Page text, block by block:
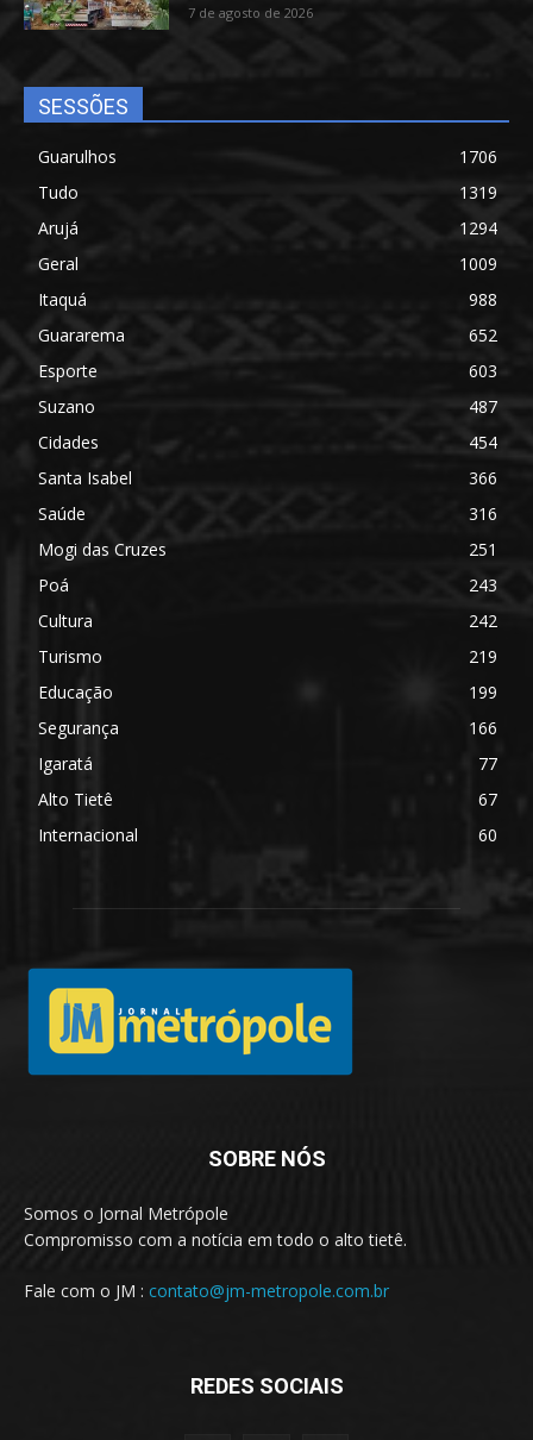
7 de agosto de 2026
SESSÕES
Guarulhos
1706
Tudo
1319
Arujá
1294
Geral
1009
Itaquá
988
Guararema
652
Esporte
603
Suzano
487
Cidades
454
Santa Isabel
366
Saúde
316
Mogi das Cruzes
251
Poá
243
Cultura
242
Turismo
219
Educação
199
Segurança
166
Igaratá
77
Alto Tietê
67
Internacional
60
SOBRE NÓS
Somos o Jornal Metrópole
Compromisso com a notícia em todo o alto tietê.
Fale com o JM : contato@jm-metropole.com.br
REDES SOCIAIS